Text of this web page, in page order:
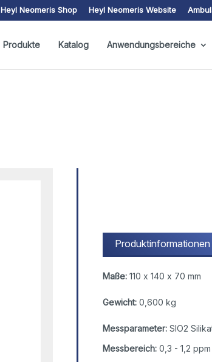
Heyl Neomeris Shop Heyl Neomeris Website
Produkte Katalog Anwendungsbereiche
Produktinformationen
Maße:110 x 140 x 70 mm
Gewicht:0,600 kg
Messparameter:SIO2
Messbereich:0,3 - 1,2 ppm